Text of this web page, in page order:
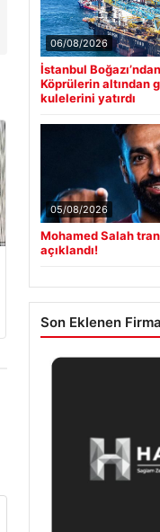
06/08/2026
İstanbul
Köprülerin altından
kulelerini yatırdı
05/08/2026
Mohamed Salah
açıklandı!
Son Eklenen